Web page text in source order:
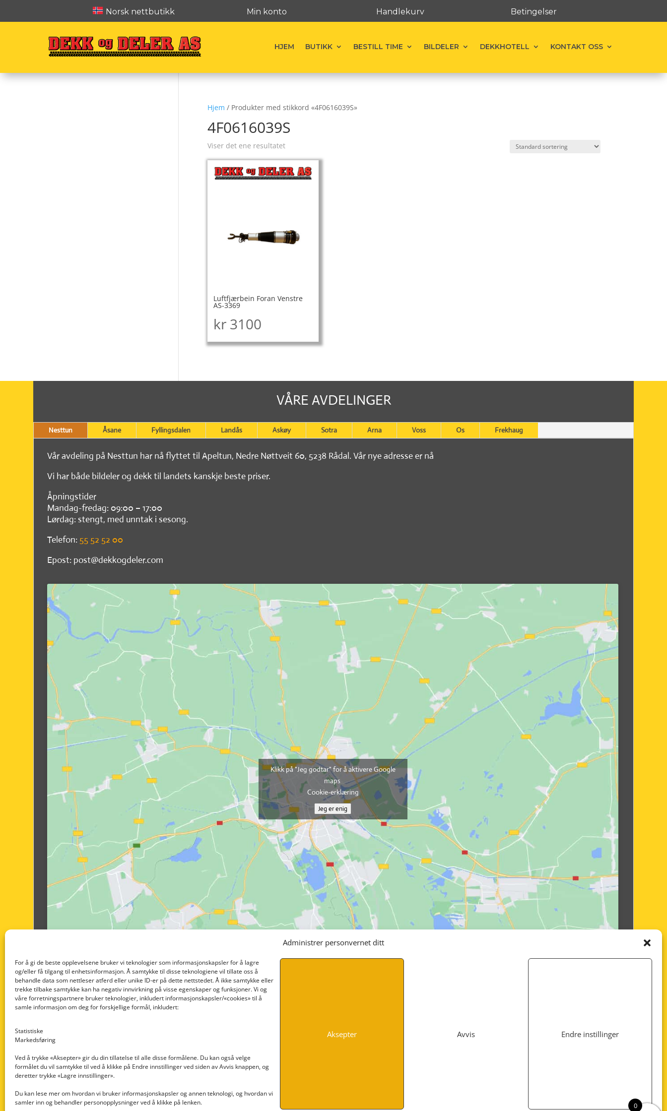
Administrer personvernet ditt
For å gi de beste opplevelsene bruker vi teknologier som informasjonskapsler for å lagre
og/eller få tilgang til enhetsinformasjon. Å samtykke til disse teknologiene vil tillate oss å
behandle data som nettleser atferd eller unike ID-er på dette nettstedet. Å ikke samtykke eller
trekke tilbake samtykke kan ha negativ innvirkning på visse egenskaper og funksjoner. Vi og
våre forretningspartnere bruker teknologier, inkludert informasjonskapsler/«cookies» til å
samle informasjon om deg for forskjellige formål, inkludert:
Statistiske
Markedsføring
Ved å trykke «Aksepter» gir du din tillatelse til alle disse formålene. Du kan også velge
formålet du vil samtykke til ved å klikke på Endre innstillinger ved siden av Avvis knappen, og
deretter trykke «Lagre innstillinger».
Du kan lese mer om hvordan vi bruker informasjonskapsler og annen teknologi, og hvordan vi
samler inn og behandler personopplysninger ved å klikke på lenken.
Aksepter Avvis Endre instillinger
Norsk nettbutikk Min konto Handlekurv Betingelser
HJEM BUTIKK BESTILL TIME BILDELER DEKKHOTELL KONTAKT OSS
Hjem / Produkter med stikkord «4F0616039S»
4F0616039S
Viser det ene resultatet
Luftfjærbein Foran Venstre
AS-3369
kr3100
VÅRE AVDELINGER
Nesttun Åsane Fyllingsdalen Landås Askøy Sotra Arna Voss Os Frekhaug
Vår avdeling på Nesttun har nå flyttet til Apeltun, Nedre Nøttveit 60, 5238 Rådal. Vår nye adresse er nå
Vi har både bildeler og dekk til landets kanskje beste priser.
Åpningstider
Mandag-fredag: 09:00 – 17:00
Lørdag: stengt, med unntak i sesong.
Telefon: 55 52 52 00
Epost: post@dekkogdeler.com
Klikk på "Jeg godtar" for å aktivere Google
maps
Cookie-erklæring
Jeg er enig
Nedre Nøttveit 60, 5238 Rådal
Email: post@dekkogdeler.com
Org. nr: 996430022
INFORMASJON
0